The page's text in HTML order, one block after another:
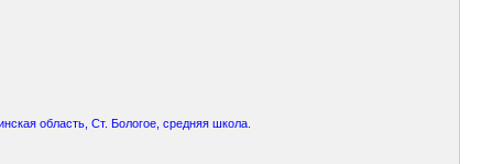
область, Ст. Бологое, средняя школа.